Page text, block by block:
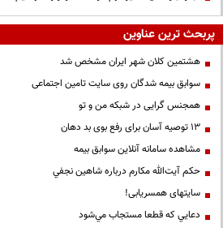
پربحث ترین عناوین
هشتمین کلان شهر ایران مشخص شد
سوابق بیمه شدگان روی سایت تامین اجتماعی
همجنس گرایی در شبکه من و تو
13 توصیه آسان برای رفع بوی بد دهان
مشاهده سامانه آنلاين سوابق بیمه
حكم آيت‌الله مكارم درباره شاهين نجفي
سایتهای همسریابی!
دعايي كه قطعا مستجاب مي‌شود